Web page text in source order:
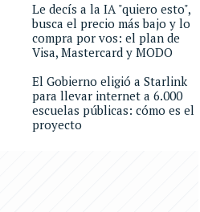
Le decís a la IA "quiero esto",
busca el precio más bajo y lo
compra por vos: el plan de
Visa, Mastercard y MODO
El Gobierno eligió a Starlink
para llevar internet a 6.000
escuelas públicas: cómo es el
proyecto